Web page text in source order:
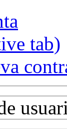
tab)